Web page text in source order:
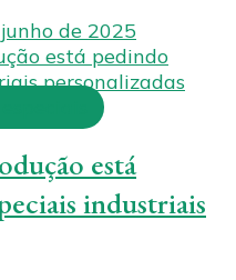
de 2025
está
industriais